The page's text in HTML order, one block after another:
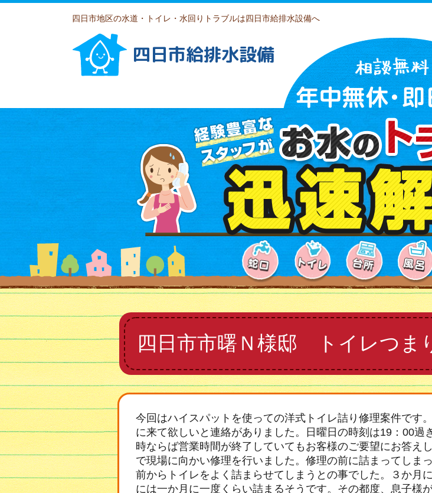
四日市地区の水道・トイレ・水回りトラブルは四日市給排水設備へ
四日市給排水設備
四日市市曙Ｎ様邸 トイレつま
今回はハイスパットを使っての洋式トイレ詰り修理案件です
に来て欲しいと連絡がありました。日曜日の時刻は19：00
時ならば営業時間が終了していてもお客様のご要望にお答え
で現場に向かい修理を行いました。修理の前に詰まってしま
前からトイレをよく詰まらせてしまうとの事でした。３か月
には一か月に一度くらい詰まるそうです。その都度、息子様